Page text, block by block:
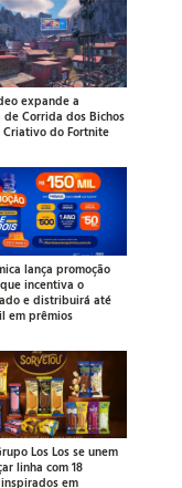
expande a
Corrida dos Bichos
do Fortnite
lança promoção
incentiva o
e distribuirá até
em prêmios
Los Los se unem
linha com 18
em